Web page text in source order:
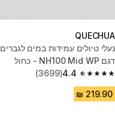
QUECHUA
נעלי טיולים עמידות במים לגברים,
דגם NH100 Mid WP - כחול
4.4
4.4 out of 5 stars from 3699 reviews
(3699)